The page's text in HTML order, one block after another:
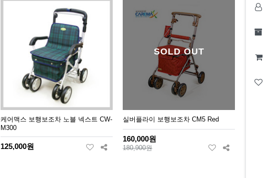
케어맥스 보행보조차 노블 넥스트 CW-
M300
125,000원
SOLD OUT
실버플라이 보행보조차 CM5 Red
160,000원
180,900원